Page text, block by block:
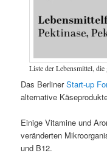
Liste der Lebensmittel, die
Das BerlinerStart-up
alternative
Einige Vitamine und
veränderten
und B12.